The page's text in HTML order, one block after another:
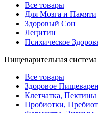
Все товары
Для Мозга и Памяти
Здоровый Сон
Лецитин
Психическое
Пищеварительная система
Все товары
Здоровое
Клетчатка, Пектины
Пробиотки,